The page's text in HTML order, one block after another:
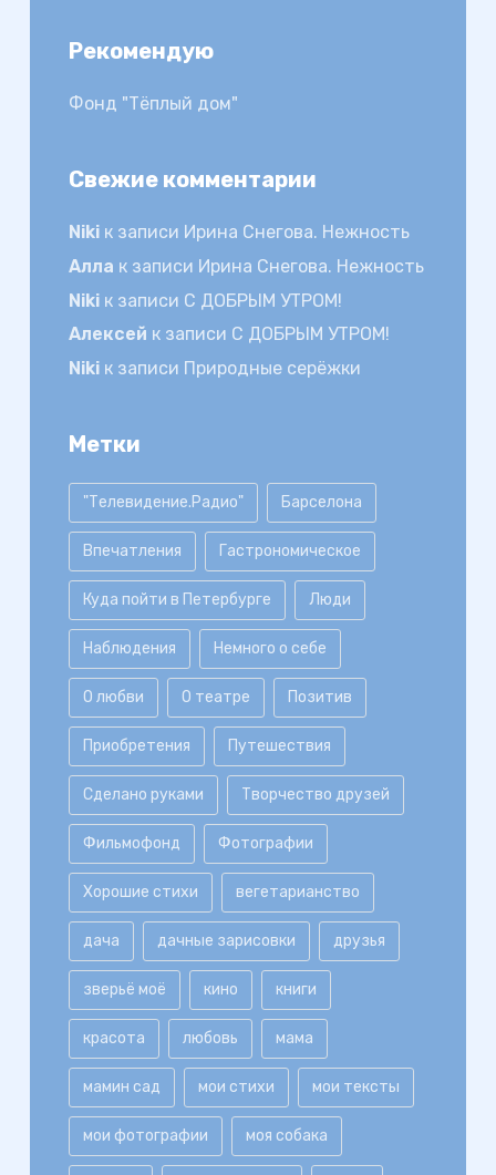
Рекомендую
Фонд "Тёплый дом"
Свежие комментарии
Nikiк записи Ирина Снегова. Нежность
Алла к записи Ирина Снегова. Нежность
Nikiк записи С ДОБРЫМ УТРОМ!
Алексей к записи С ДОБРЫМ УТРОМ!
Nikiк записи Природные серёжки
Метки
"Телевидение.Радио" Барселона
Впечатления Гастрономическое
Куда пойти в Петербурге Люди
Наблюдения Немного о себе
О любви О театре Позитив
Приобретения Путешествия
Сделано руками Творчество друзей
Фильмофонд Фотографии
Хорошие стихи вегетарианство
дача дачные зарисовки друзья
зверьё моё кино книги
красота любовь мама
мамин сад мои стихи мои тексты
мои фотографии моя собака